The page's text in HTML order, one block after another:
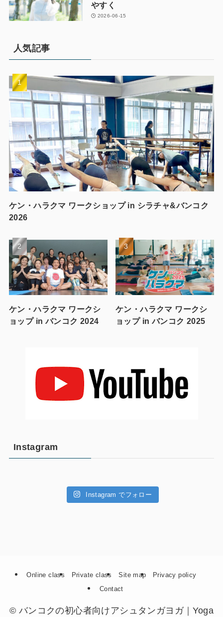
やすく
2026-06-15
人気記事
ケン・ハラクマ ワークショップ in シラチャ&バンコク
2026
ケン・ハラクマ ワークシ
ョップ in バンコク 2024
ケン・ハラクマ ワークシ
ョップ in バンコク 2025
Instagram
Instagram でフォロー
Online class Private class Site map
Privacy policy
Contact
© バンコクの初心者向けアシュタンガヨガ｜Yoga